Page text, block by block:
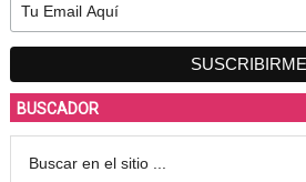
BUSCADOR